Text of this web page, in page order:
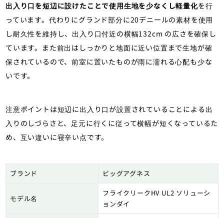
出入り口を短辺に設けたことで使用生地を少なくし軽量化を行
っています。代わりにグランド部分に20デニールの素材を使用
し耐久性を維持し、出入り口付近の横幅132cm の広さを確保し
ています。また前出はしっかりと地面に近い位置まで生地が確
保されているので、前室に置いたものが雨に濡れる心配も少な
いです。
注意ポイントは短辺に出入り口が設置されていることによる出
入りのしづらさと、足元に行くに従って横幅が短くなっているた
め、互い違いに寝辛い点です。
ブランド ビッグアグネス
モデル名
フライクリークHV UL2 ソリューシ
ョンダイ